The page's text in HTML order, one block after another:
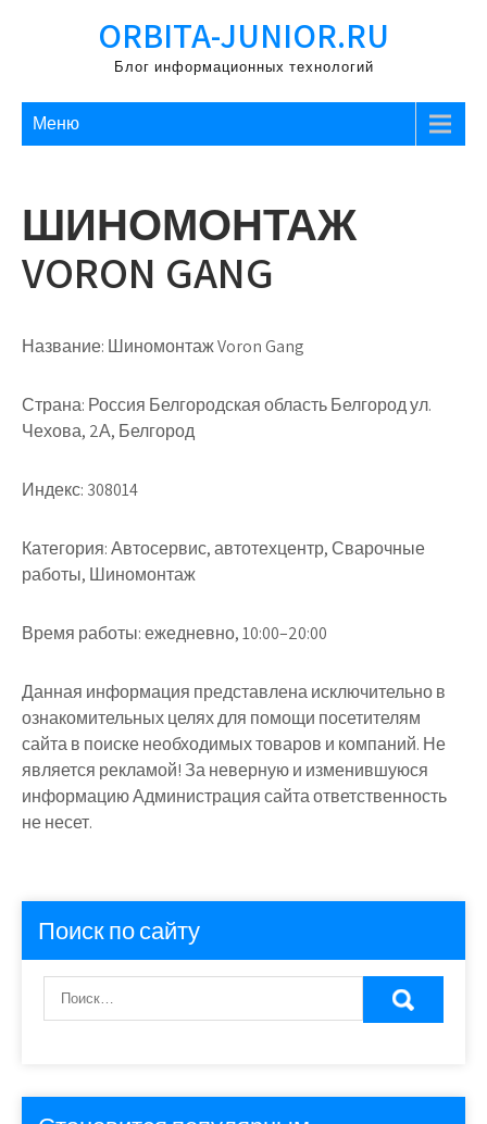
ORBITA-JUNIOR.RU
Блог информационных технологий
Меню
ШИНОМОНТАЖ
VORON GANG
Название: Шиномонтаж Voron Gang
Страна: Россия Белгородская область Белгород ул.
Чехова, 2А, Белгород
Индекс: 308014
Категория:Автосервис, автотехцентр, Сварочные
работы, Шиномонтаж
Время работы:ежедневно, 10:00–20:00
Данная информация представлена исключительно в
ознакомительных целях для помощи посетителям
сайта в поиске необходимых товаров и компаний. Не
является рекламой! За неверную и изменившуюся
информацию Администрация сайта ответственность
не несет.
Поиск по сайту